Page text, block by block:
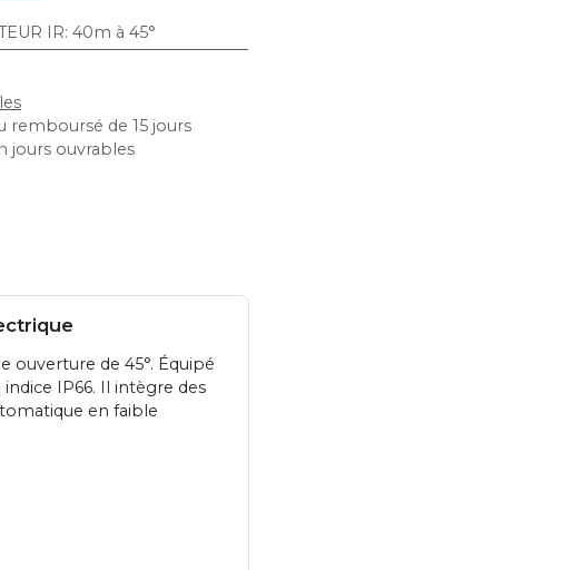
IR: 40m à 45°
remboursé de 15 jours
jours ouvrables
ouverture de 45°. Équipé
IP66. Il intègre des
en faible